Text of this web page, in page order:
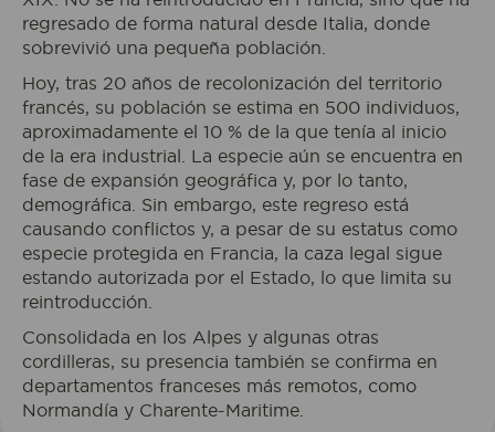
regresado de forma natural desde Italia, donde
sobrevivió una pequeña población.
Hoy, tras 20 años de recolonización del territorio
francés, su población se estima en 500 individuos,
aproximadamente el 10 % de la que tenía al inicio
de la era industrial. La especie aún se encuentra en
fase de expansión geográfica y, por lo tanto,
demográfica. Sin embargo, este regreso está
causando conflictos y, a pesar de su estatus como
especie protegida en Francia, la caza legal sigue
estando autorizada por el Estado, lo que limita su
reintroducción.
Consolidada en los Alpes y algunas otras
cordilleras, su presencia también se confirma en
departamentos franceses más remotos, como
Normandía y Charente-Maritime.